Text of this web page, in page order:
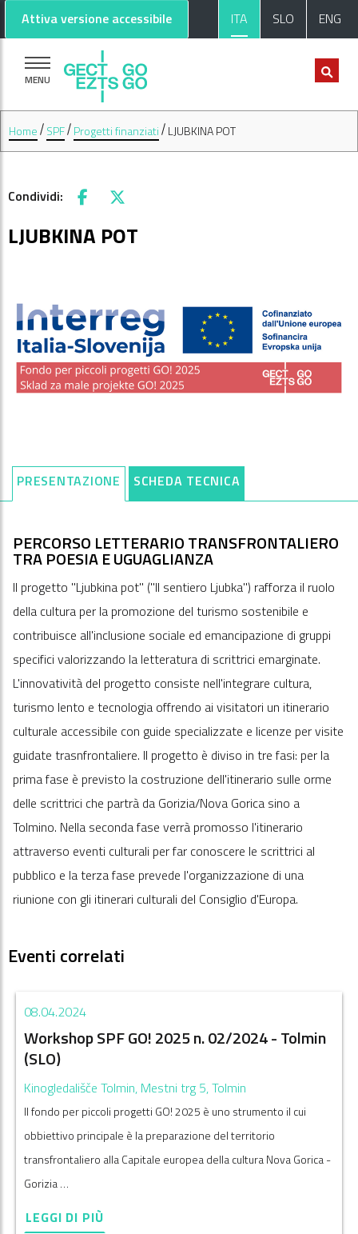
Attiva versione accessibile ITA SLO ENG
MENU
Home SPF Progetti finanziati LJUBKINA POT
Condividi: Facebook
X
LJUBKINA POT
PRESENTAZIONE SCHEDA TECNICA
PERCORSO LETTERARIO TRANSFRONTALIERO
TRA POESIA E UGUAGLIANZA
Il progetto "Ljubkina pot" ("Il sentiero Ljubka") rafforza il ruolo
della cultura per la promozione del turismo sostenibile e
contribuisce all'inclusione sociale ed emancipazione di gruppi
specifici valorizzando la letteratura di scrittrici emarginate.
L'innovatività del progetto consiste nell'integrare cultura,
turismo lento e tecnologia offrendo ai visitatori un itinerario
culturale accessibile con guide specializzate e licenze per visite
guidate trasnfrontaliere. Il progetto è diviso in tre fasi: per la
prima fase è previsto la costruzione dell'itinerario sulle orme
delle scrittrici che partrà da Gorizia/Nova Gorica sino a
Tolmino. Nella seconda fase verrà promosso l'itinerario
attraverso eventi culturali per far conoscere le scrittrici al
pubblico e la terza fase prevede l'organizzazione di una
riunione con gli itinerari culturali del Consiglio d'Europa.
Eventi correlati
08.04.2024
Workshop SPF GO! 2025 n. 02/2024 - Tolmin
(SLO)
Kinogledališče Tolmin, Mestni trg 5, Tolmin
Il fondo per piccoli progetti GO! 2025 è uno strumento il cui
obbiettivo principale è la preparazione del territorio
transfrontaliero alla Capitale europea della cultura Nova Gorica -
Gorizia …
LEGGI DI PIÙ